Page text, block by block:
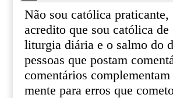
Não sou católica
acredito que sou católica
liturgia diária e o salmo do
pessoas que postam
comentários
mente para erros que